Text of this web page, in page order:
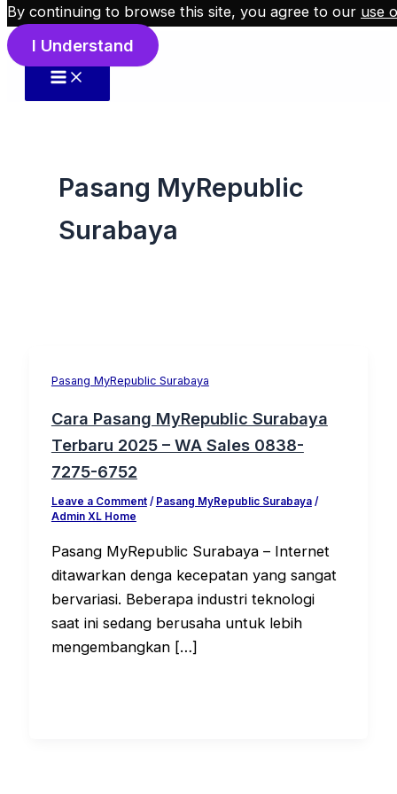
Skip to content
Pasang MyRepublic
Surabaya
Pasang MyRepublic Surabaya
Cara Pasang MyRepublic Surabaya
Terbaru 2025 – WA Sales 0838-
7275-6752
Leave a Comment / Pasang MyRepublic Surabaya/
Admin XL Home
Pasang MyRepublic Surabaya – Internet
ditawarkan denga kecepatan yang sangat
bervariasi. Beberapa industri teknologi
saat ini sedang berusaha untuk lebih
mengembangkan […]
By continuing to browse this site, you agree to our use
I Understand